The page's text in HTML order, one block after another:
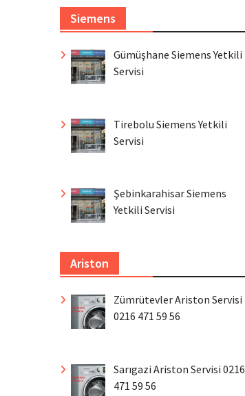
Siemens
Gümüşhane Siemens Yetkili
Servisi
Tirebolu Siemens Yetkili
Servisi
Şebinkarahisar Siemens
Yetkili Servisi
Ariston
Zümrütevler Ariston Servisi
0216 471 59 56
Sarıgazi Ariston Servisi 0216
471 59 56